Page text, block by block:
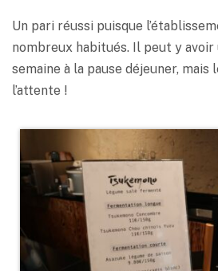
Un pari réussi puisque
nombreux habitués. Il peut y avoir
semaine à la pause déjeuner, mais
l’attente !